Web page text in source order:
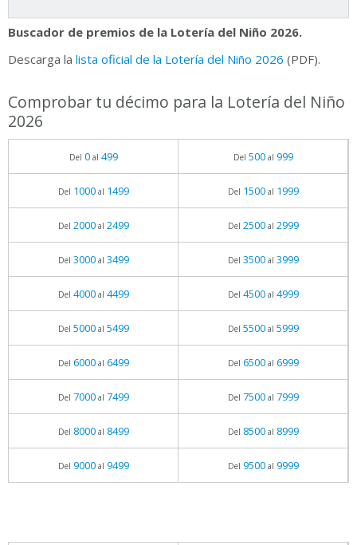
Buscador de premios de la Lotería del Niño 2026.
Descarga la lista oficial de la Lotería del Niño 2026 (PDF).
Comprobar tu décimo para la Lotería del Niño
2026
Del 0al 499 Del 500al 999
Del 1000al 1499 Del 1500al 1999
Del 2000al 2499 Del 2500al 2999
Del 3000al 3499 Del 3500al 3999
Del 4000al 4499 Del 4500al 4999
Del 5000al 5499 Del 5500al 5999
Del 6000al 6499 Del 6500al 6999
Del 7000al 7499 Del 7500al 7999
Del 8000al 8499 Del 8500al 8999
Del 9000al 9499 Del 9500al 9999